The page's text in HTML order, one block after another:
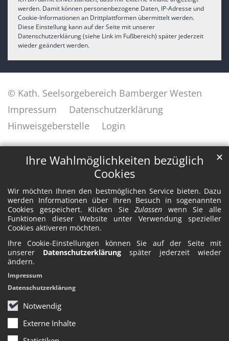
Ihre Wahlmöglichkeiten bezüglich
Cookies
Wir möchten Ihnen den bestmöglichen Service bieten. Dazu
werden Informationen über Ihren Besuch in sogenannten
Cookies gespeichert. Klicken SieZulassen wenn Sie alle
Funktionen dieser Website unter Verwendung spezieller
Cookies aktiveren möchten.
Ihre Cookie-Einstellungen können Sie auf der Seite mit
unserer Datenschutzerklärung später jederzeit wieder
ändern.
Notwendig
Externe Inhalte
✕
Impressum
Datenschutzerklärung
werden. Damit können personenbezogene Daten, IP-Adresse und
Cookie-Informationen an Drittplattformen übermittelt werden.
Diese Einstellung kann auf der Seite mit unserer
Datenschutzerklärung (siehe Link im Fußbereich) später jederzeit
wieder geändert werden.
© Kath. Seelsorgebereich Bamberger Westen
Impressum
Datenschutzerklärung
Hinweisgeberstelle
Login